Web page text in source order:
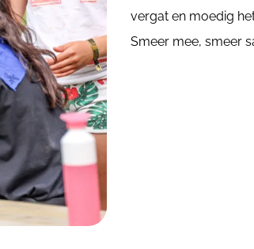
vergat en moedig
Smeer mee, smeer